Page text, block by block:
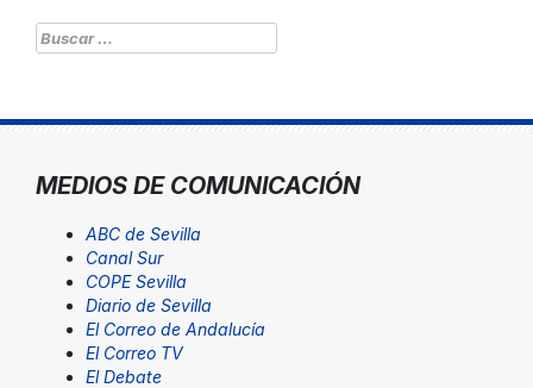
Buscar:
MEDIOS DE COMUNICACIÓN
ABC de Sevilla
Canal Sur
COPE Sevilla
Diario de Sevilla
El Correo de Andalucía
El Correo TV
El Debate